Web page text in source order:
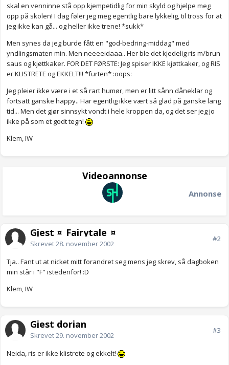
skal en venninne stå opp kjempetidlig for min skyld og hjelpe meg
opp på skolen! I dag føler jeg meg egentlig bare lykkelig, til tross for at
jeg ikke kan gå... og heller ikke trene! *sukk*
Men synes da jeg burde fått en "god-bedring-middag" med
yndlingsmaten min. Men neeeeidaaa.. Her ble det kjedelig ris m/brun
saus og kjøttkaker. FOR DET FØRSTE: Jeg spiser IKKE kjøttkaker, og RIS
er KLISTRETE og EKKELT!!! *furten* :oops:
Jeg pleier ikke være i et så rart humør, men er litt sånn dåneklar og
fortsatt ganske happy.. Har egentlig ikke vært så glad på ganske lang
tid... Men det gjør sinnsykt vondt i hele kroppen da, og det ser jeg jo
ikke på som et godt tegn!
Klem, IW
Videoannonse
Annonse
Gjest ¤_Fairytale_¤
Skrevet28. november 2002
#2
Tja.. Fant ut at nicket mitt forandret seg mens jeg skrev, så dagboken
min står i "F" istedenfor! :D
Klem, IW
Gjest dorian
Skrevet29. november 2002
#3
Neida, ris er ikke klistrete og ekkelt!